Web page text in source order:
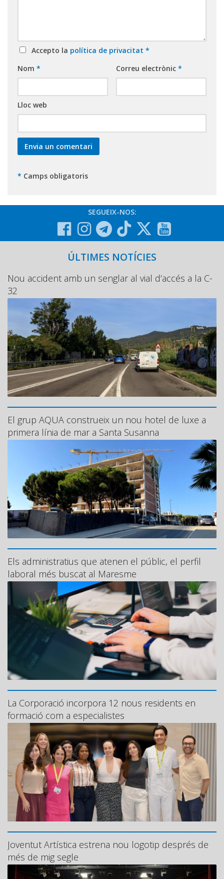
Accepto la política de privacitat *
Nom * Correu electrònic *
Lloc web
* Camps obligatoris
SEGUEIX-NOS:
ÚLTIMES NOTÍCIES
Nou accident amb un senglar al vial d’accés a la C-
32
El grup AQUA construeix un nou hotel de luxe a
primera línia de mar a Santa Susanna
Els administratius que atenen el públic, el perfil
laboral més buscat al Maresme
La Corporació incorpora 12 nous residents en
formació com a especialistes
Joventut Artística estrena nou logotip després de
més de mig segle